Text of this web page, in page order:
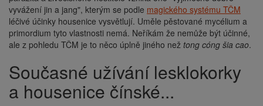
vyvážení jin a jang", kterým se podle magického systému TČM
léčivé účinky housenice vysvětlují. Uměle pěstované mycélium a
primordium tyto vlastnosti nemá. Neříkám že nemůže být účinné,
ale z pohledu TČM je to něco úplně jiného než tong cóng šia cao.
Současné užívání lesklokorky
a housenice čínské...